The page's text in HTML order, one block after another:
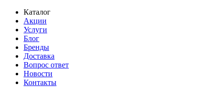
Каталог
Акции
Услуги
Блог
Бренды
Доставка
Вопрос ответ
Новости
Контакты